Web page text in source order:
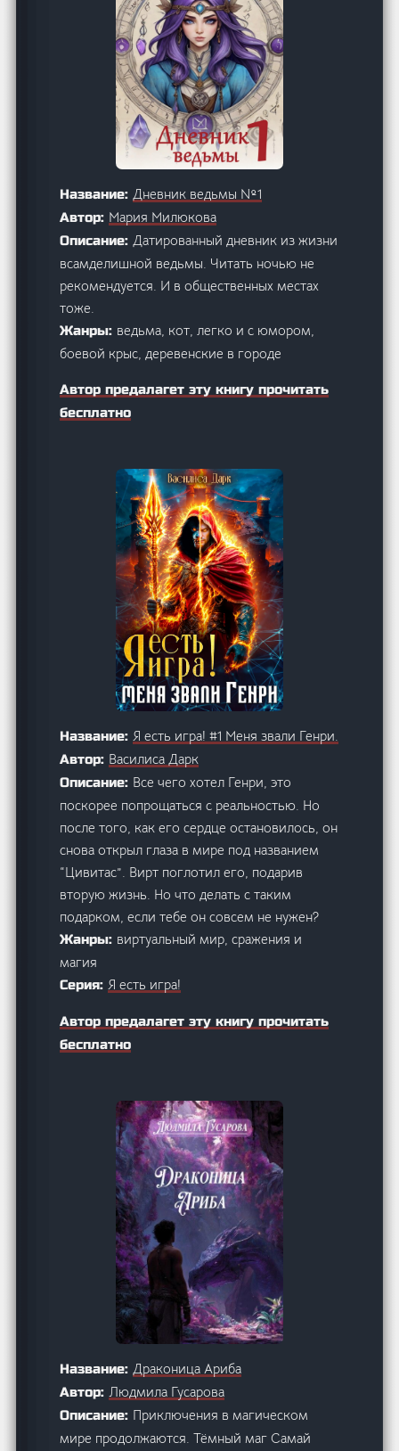
Название:Дневник ведьмы №1
Автор: Мария Милюкова
Описание:Датированный дневник из жизни
всамделишной ведьмы. Читать ночью не
рекомендуется. И в общественных местах
тоже.
Жанры: ведьма, кот, легко и с юмором,
боевой крыс, деревенские в городе
Автор предалагет эту книгу прочитать
бесплатно
Название: Я есть игра! #1 Меня звали Генри.
Автор: Василиса Дарк
Описание: Все чего хотел Генри, это
поскорее попрощаться с реальностью. Но
после того, как его сердце остановилось, он
снова открыл глаза в мире под названием
“Цивитас”. Вирт поглотил его, подарив
вторую жизнь. Но что делать с таким
подарком, если тебе он совсем не нужен?
Жанры: виртуальный мир, сражения и
магия
Серия: Я есть игра!
Автор предалагет эту книгу прочитать
бесплатно
Название:Драконица Ариба
Автор:Людмила Гусарова
Описание: Приключения в магическом
мире продолжаются. Тёмный маг Самай